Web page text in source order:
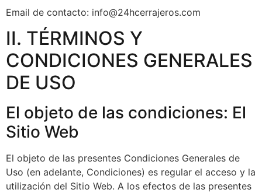
Email de contacto: info@24hcerrajeros.com
II. TÉRMINOS Y
CONDICIONES GENERALES
DE USO
El objeto de las condiciones: El
Sitio Web
El objeto de las presentes Condiciones Generales de
Uso (en adelante, Condiciones) es regular el acceso y la
utilización del Sitio Web. A los efectos de las presentes